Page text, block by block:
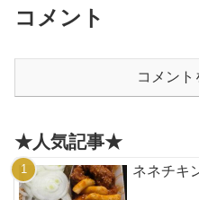
コメント
コメント
★人気記事★
ネネチキ